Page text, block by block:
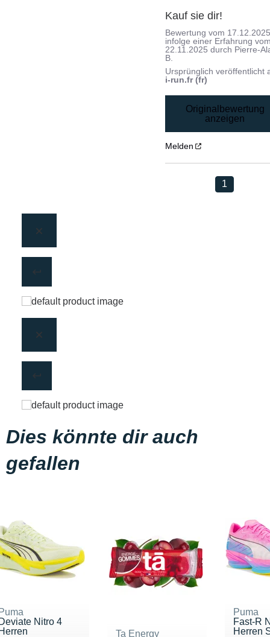
Kauf sie dir!
Bewertung vom
infolge einer Erfahrung
22.11.2025 durch Pierre-
B.
Ursprünglich veröffentlicht
i-run.fr (fr)
Originalbewertung
anzeigen
Melden
1
Dies könnte dir auch
gefallen
Nitro 4
Ta Energy
Puma
Fast-R
Herren